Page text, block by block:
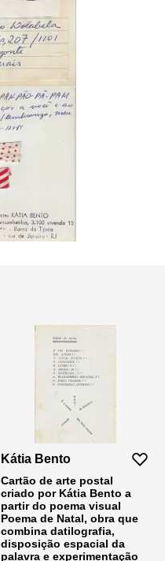
Kátia Bento
Cartão de arte postal
criado por Kátia Bento a
partir do poema visual
Poema de Natal, obra que
combina datilografia,
disposição espacial da
palavra e experimentação